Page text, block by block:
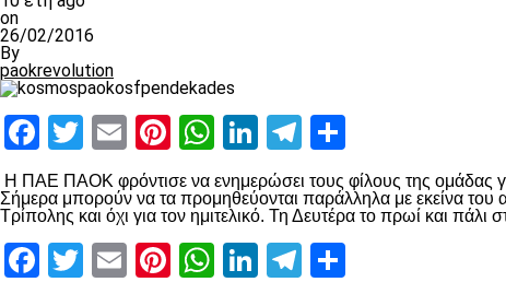
on
26/02/2016
By
paokrevolution
Facebook
Twitter
EmailPinterest
WhatsApp
LinkedIn
Telegram
Η ΠΑΕ ΠΑΟΚ φρόντισε να ενημερώσει τους φίλους της ομάδας
Σήμερα μπορούν να τα προμηθεύονται παράλληλα με εκείνα του
Τρίπολης και όχι για τον ημιτελικό. Τη Δευτέρα το πρωί και
Facebook
Twitter
EmailPinterest
WhatsApp
LinkedIn
Telegram